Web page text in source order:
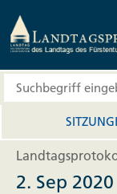
2. Sep 2020